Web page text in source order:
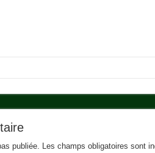
publiée. Les champs obligatoires sont